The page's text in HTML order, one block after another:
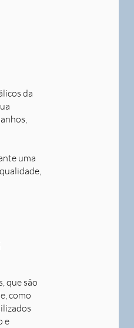
da
uma
que são
como
e